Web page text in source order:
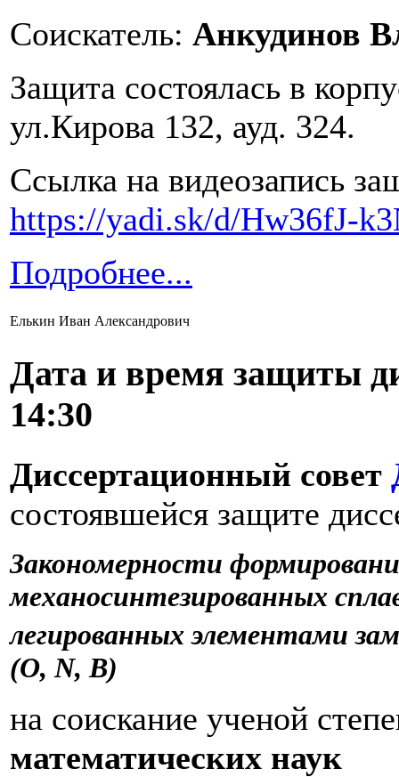
Соискатель: Анкудинов
Защита состоялась в
ул.Кирова 132, ауд. 324.
Ссылка на видеозапись
https://yadi.sk/d/Hw36fJ-
Подробнее...
Елькин Иван Александрович
Дата и время защиты
14:30
Диссертационный совет
состоявшейся защите
Закономерности
механосинтезированных
легированных элементами
(O, N, B)
на соискание ученой
математических наук